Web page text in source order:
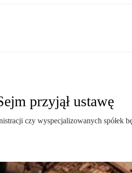
przyjął ustawę
czy wyspecjalizowanych spółek